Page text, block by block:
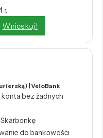
r.
Wnioskuj!
| VeloBank
bez żadnych
do bankowości